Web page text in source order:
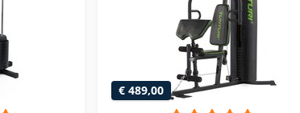
€ 489,00